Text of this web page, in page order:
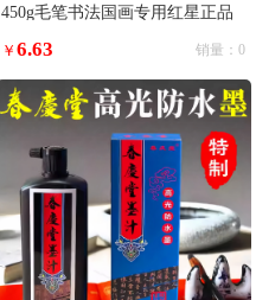
450g毛笔书法国画专用红星正品
者荣宝斋墨液
￥6.63 销量：0